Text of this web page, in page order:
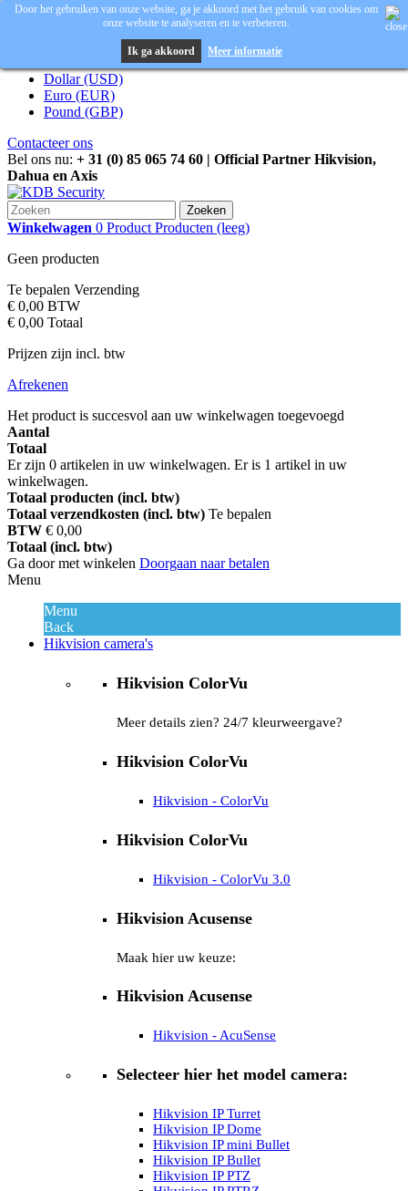
Dollar (USD)
Euro (EUR)
Pound (GBP)
Contacteer ons
Bel ons nu: + 31 (0) 85 065 74 60 | Official Partner Hikvision,
Dahua en Axis
Zoeken
Winkelwagen 0 Product Producten (leeg)
Geen producten
Te bepalen Verzending
€ 0,00 BTW
€ 0,00 Totaal
Prijzen zijn incl. btw
Afrekenen
Het product is succesvol aan uw winkelwagen toegevoegd
Aantal
Totaal
Er zijn 0 artikelen in uw winkelwagen. Er is 1 artikel in uw
winkelwagen.
Totaal producten (incl. btw)
Totaal verzendkosten (incl. btw) Te bepalen
BTW € 0,00
Totaal (incl. btw)
Ga door met winkelen Doorgaan naar betalen
Door het gebruiken van onze website, ga je akkoord met het gebruik van cookies om
onze website te analyseren en te verbeteren.
Ik ga akkoord Meer informatie
Menu
Menu
Back
Hikvision camera's
Hikvision ColorVu
Meer details zien? 24/7 kleurweergave?
Hikvision ColorVu
Hikvision - ColorVu
Hikvision ColorVu
Hikvision - ColorVu 3.0
Hikvision Acusense
Maak hier uw keuze:
Hikvision Acusense
Hikvision - AcuSense
Selecteer hier het model camera:
Hikvision IP Turret
Hikvision IP Dome
Hikvision IP mini Bullet
Hikvision IP Bullet
Hikvision IP PTZ